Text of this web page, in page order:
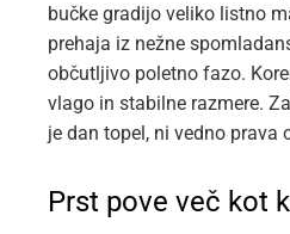
bučke gradijo veliko listno
prehaja iz nežne
občutljivo poletno fazo.
vlago in stabilne razmere.
je dan topel, ni vedno prava
Prst pove več kot